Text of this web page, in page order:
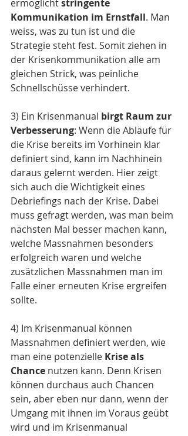
ermöglicht stringente
Kommunikation im Ernstfall. Man
weiss, was zu tun ist und die
Strategie steht fest. Somit ziehen in
der Krisenkommunikation alle am
gleichen Strick, was peinliche
Schnellschüsse verhindert.
3) Ein Krisenmanual birgt Raum zur
Verbesserung: Wenn die Abläufe für
die Krise bereits im Vorhinein klar
definiert sind, kann im Nachhinein
daraus gelernt werden. Hier zeigt
sich auch die Wichtigkeit eines
Debriefings nach der Krise. Dabei
muss gefragt werden, was man beim
nächsten Mal besser machen kann,
welche Massnahmen besonders
erfolgreich waren und welche
zusätzlichen Massnahmen man im
Falle einer erneuten Krise ergreifen
sollte.
4) Im Krisenmanual können
Massnahmen definiert werden, wie
man eine potenzielle Krise als
Chance nutzen kann. Denn Krisen
können durchaus auch Chancen
sein, aber eben nur dann, wenn der
Umgang mit ihnen im Voraus geübt
wird und im Krisenmanual